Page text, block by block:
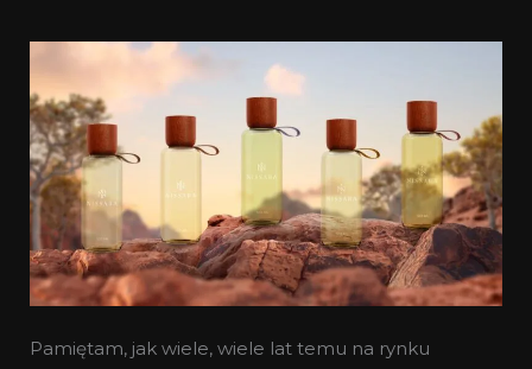
Pamiętam, jak wiele, wiele lat temu na rynku